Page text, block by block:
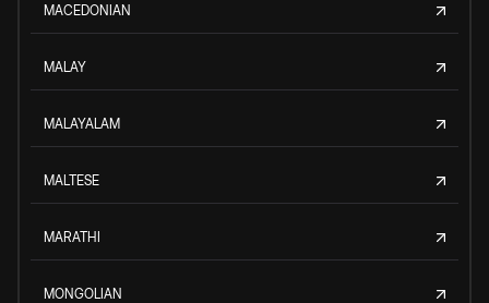
MACEDONIAN
MALAY
MALAYALAM
MALTESE
MARATHI
MONGOLIAN